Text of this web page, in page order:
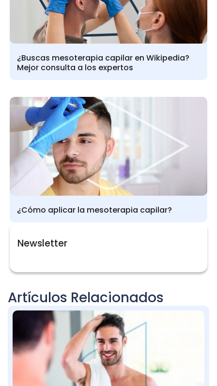
¿Buscas mesoterapia capilar en Wikipedia?
Mejor consulta a los expertos
¿Cómo aplicar la mesoterapia capilar?
Newsletter
Artículos Relacionados